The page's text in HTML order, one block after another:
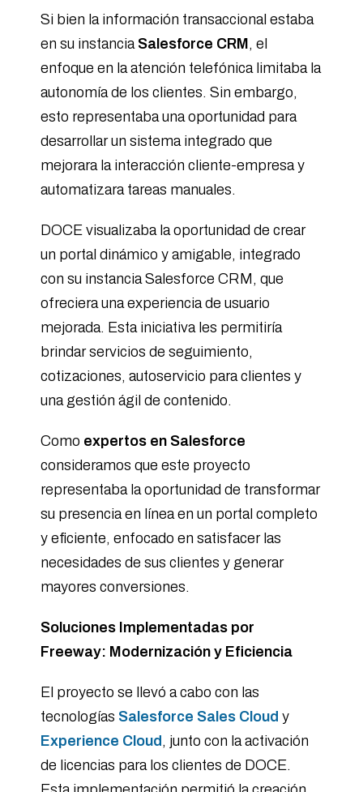
Si bien la información transaccional estaba
en su instanciaSalesforce CRM, el
enfoque en la atención telefónica limitaba la
autonomía de los clientes. Sin embargo,
esto representaba una oportunidad para
desarrollar un sistema integrado que
mejorara la interacción cliente-empresa y
automatizara tareas manuales.
DOCE visualizaba la oportunidad de crear
un portal dinámico y amigable, integrado
con su instancia Salesforce CRM, que
ofreciera una experiencia de usuario
mejorada. Esta iniciativa les permitiría
brindar servicios de seguimiento,
cotizaciones, autoservicio para clientes y
una gestión ágil de contenido.
Como expertos en Salesforce
consideramos que este proyecto
representaba la oportunidad de transformar
su presencia en línea en un portal completo
y eficiente, enfocado en satisfacer las
necesidades de sus clientes y generar
mayores conversiones.
Soluciones Implementadas por
Freeway: Modernización y Eficiencia
El proyecto se llevó a cabo con las
tecnologías Salesforce Sales Cloud y
Experience Cloud, junto con la activación
de licencias para los clientes de DOCE.